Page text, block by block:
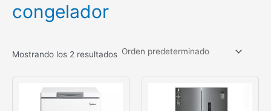
congelador
Mostrando los 2 resultados